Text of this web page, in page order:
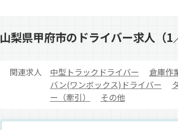
山梨県甲府市のドライバー求人（1
関連求人 中型トラックドライバー 倉庫作
バン(ワンボックス)ドライバー
ー（牽引）
その他